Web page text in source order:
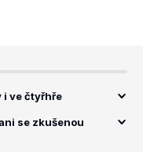
i ve čtyřhře
se zkušenou